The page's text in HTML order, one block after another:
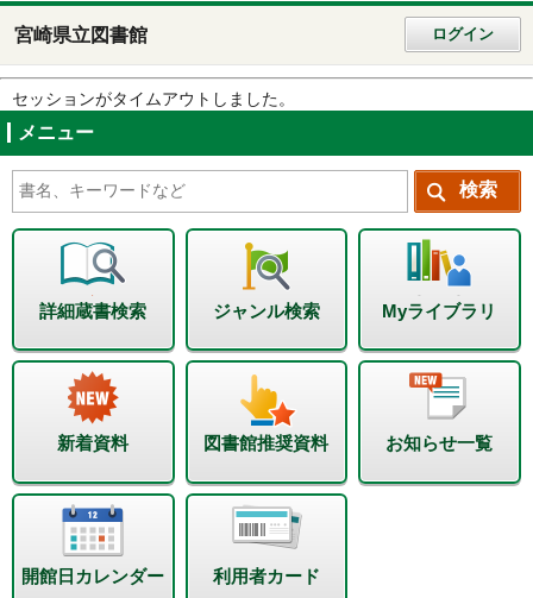
宮崎県立図書館 ログイン
セッションがタイムアウトしました。
メニュー
詳細蔵書検索 ジャンル検索 Myライブラリ
新着資料 図書館推奨資料 お知らせ一覧
開館日カレンダー 利用者カード